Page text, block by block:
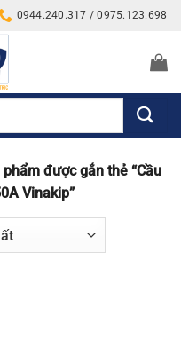
0944.240.317 / 0975.123.698
phẩm được gắn thẻ “Cầu
Vinakip”